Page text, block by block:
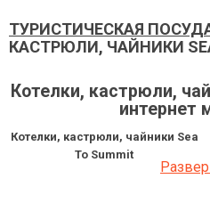
ТУРИСТИЧЕСКАЯ
КАСТРЮЛИ, ЧАЙНИКИ
Котелки, кастрюли,
интернет
Котелки, кастрюли, чайники Sea
To Summit
Набор посуды Sea To Summit X-Set